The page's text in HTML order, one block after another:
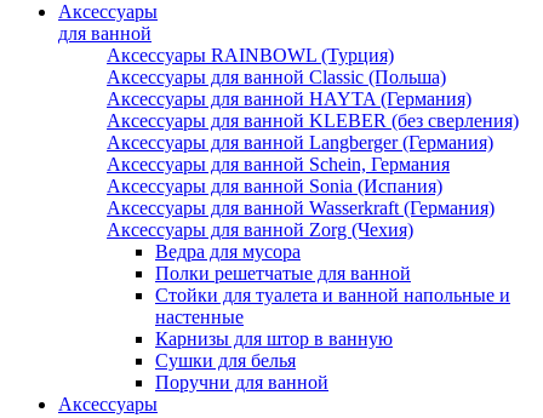
Аксессуары
для ванной
Аксессуары RAINBOWL (Турция)
Аксессуары для ванной Classic (Польша)
Аксессуары для ванной HAYTA (Германия)
Аксессуары для ванной KLEBER (без сверления)
Аксессуары для ванной Langberger (Германия)
Аксессуары для ванной Schein, Германия
Аксессуары для ванной Sonia (Испания)
Аксессуары для ванной Wasserkraft (Германия)
Аксессуары для ванной Zorg (Чехия)
Ведра для мусора
Полки решетчатые для ванной
Стойки для туалета и ванной напольные и
настенные
Карнизы для штор в ванную
Сушки для белья
Поручни для ванной
Аксессуары